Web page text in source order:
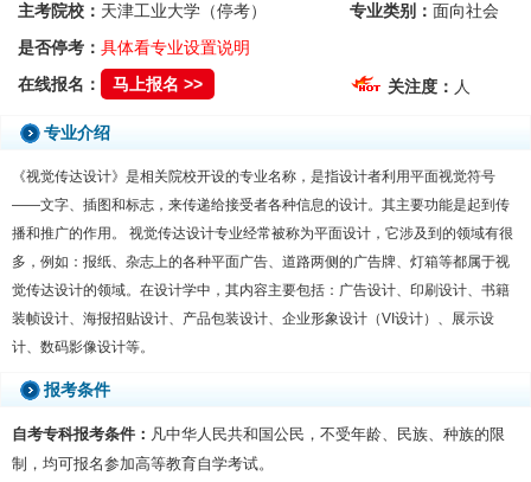
主考院校： 天津工业大学（停考） 专业类别：面向社会
是否停考：具体看专业设置说明
在线报名：
马上报名 >> 关注度： 人
专业介绍
《视觉传达设计》是相关院校开设的专业名称，是指设计者利用平面视觉符号
——文字、插图和标志，来传递给接受者各种信息的设计。其主要功能是起到传
播和推广的作用。 视觉传达设计专业经常被称为平面设计，它涉及到的领域有很
多，例如：报纸、杂志上的各种平面广告、道路两侧的广告牌、灯箱等都属于视
觉传达设计的领域。在设计学中，其内容主要包括：广告设计、印刷设计、书籍
装帧设计、海报招贴设计、产品包装设计、企业形象设计（VI设计）、展示设
计、数码影像设计等。
报考条件
自考专科报考条件： 凡中华人民共和国公民，不受年龄、民族、种族的限
制，均可报名参加高等教育自学考试。